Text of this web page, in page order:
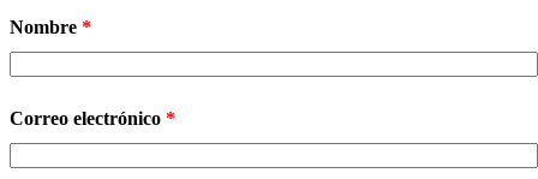
Nombre *
Correo electrónico *